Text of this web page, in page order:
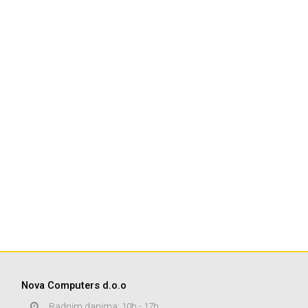
Nova Computers d.o.o